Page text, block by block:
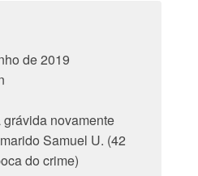
de 2019
novamente
Samuel U. (42
do crime)